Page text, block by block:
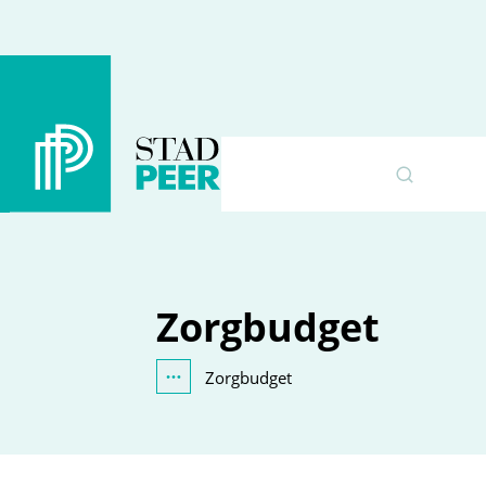
Zorgbudget
Toon alle broodkruimel items
Zorgbudget